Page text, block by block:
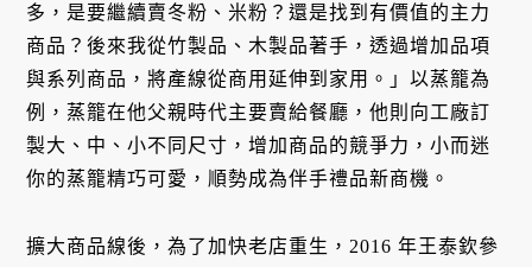
多，是要繼續賣冬粉、米粉？還是找到有價值的主力
商品？後來我從竹製品、木製品著手，透過增加品項
與系列商品，將產線從商用延伸到家用。」以蒸籠為
例，蒸籠在他父親時代主要賣給餐廳，他則向工廠訂
製大、中、小不同尺寸，增加商品的競爭力，小而迷
你的蒸籠精巧可愛，順勢成為伴手禮品新商機。
擴大商品線後，為了加快老店重生，2016 年王泰欽參